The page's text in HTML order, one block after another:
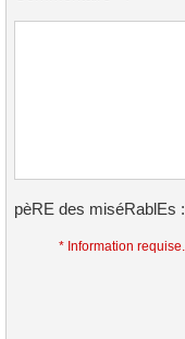
pèRE des miséRablEs :
* Information requise.